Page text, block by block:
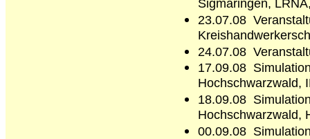
Sigmaringen,
23.07.08
24.07.08
17.09.08
Hochschwarzwald,
18.09.08
Hochschwarzwald,
00.09.08